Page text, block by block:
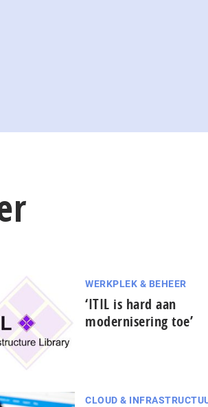
WERKPLEK & BEHEER
‘ITIL is hard aan
modernisering toe’
CLOUD &